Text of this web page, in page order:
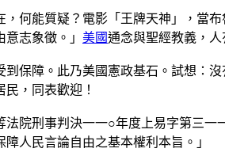
何能質疑？電影「王牌天神」，當
志象徵。」 美國通念與聖經教義，
保障。此乃美國憲政基石。試想：
，同表歡迎！
法院刑事判決一一○年度上易字第三一
人民言論自由之基本權利本旨。」